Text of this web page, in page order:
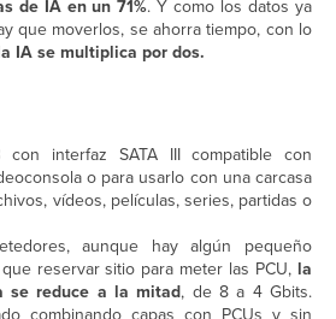
de IA en un 71%. Y como los datos ya
que moverlos, se ahorra tiempo, con lo
IA se multiplica por dos.
interfaz SATA III compatible con
o para usarlo con una carcasa
vídeos, películas, series, partidas o
aunque hay algún pequeño
reservar sitio para meter las PCU, la
se reduce a la mitad, de 8 a 4 Gbits.